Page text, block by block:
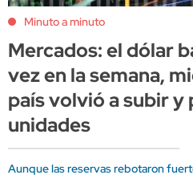
Minuto a minuto
Mercados: el dólar
vez en la semana,
país volvió a subir
unidades
Aunque las reservas rebotaron